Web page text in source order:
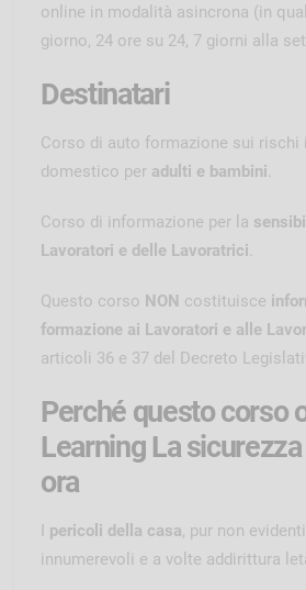
online in modalità asincrona (in
giorno, 24 ore su 24, 7 giorni alla
Destinatari
Corso di auto formazione sui rischi
domestico per adulti e bambini
Corso di informazione per la
Lavoratori e delle Lavoratrici
Questo corso NON costituisce
formazione ai Lavoratori e alle
articoli 36 e 37 del Decreto
Perché questo corso
Learning La
ora
I pericoli della casa , pur non
innumerevoli e a volte addirittura